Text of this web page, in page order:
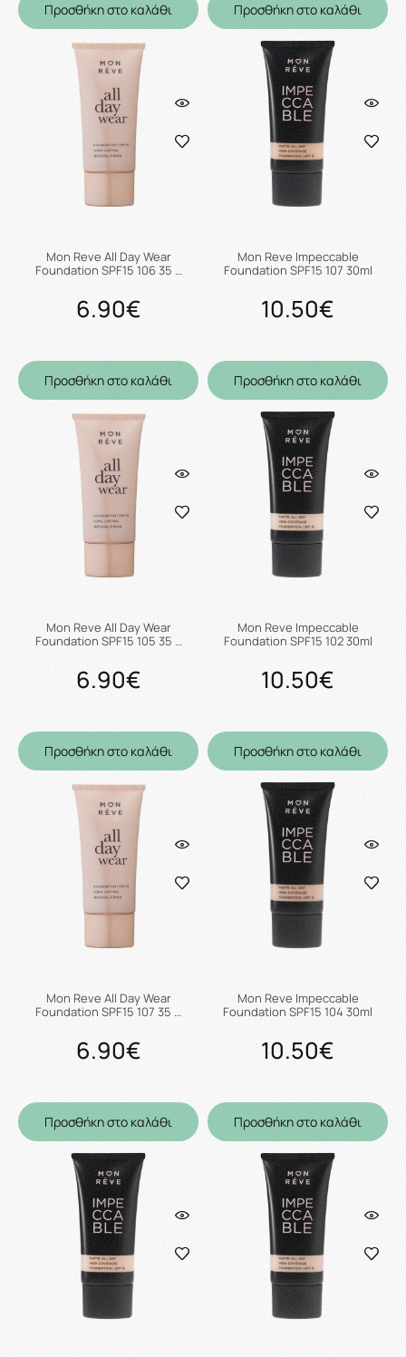
Προσθήκη στο καλάθι Προσθήκη στο καλάθι
Mon Reve All Day Wear
Foundation SPF15 106 35 …
6.90€
Προσθήκη στο καλάθι
Mon Reve Impeccable
Foundation SPF15 107 30ml
10.50€
Προσθήκη στο καλάθι
Mon Reve All Day Wear
Foundation SPF15 105 35 …
6.90€
Προσθήκη στο καλάθι
Mon Reve Impeccable
Foundation SPF15 102 30ml
10.50€
Προσθήκη στο καλάθι
Mon Reve All Day Wear
Foundation SPF15 107 35 …
6.90€
Προσθήκη στο καλάθι
Mon Reve Impeccable
Foundation SPF15 104 30ml
10.50€
Προσθήκη στο καλάθι